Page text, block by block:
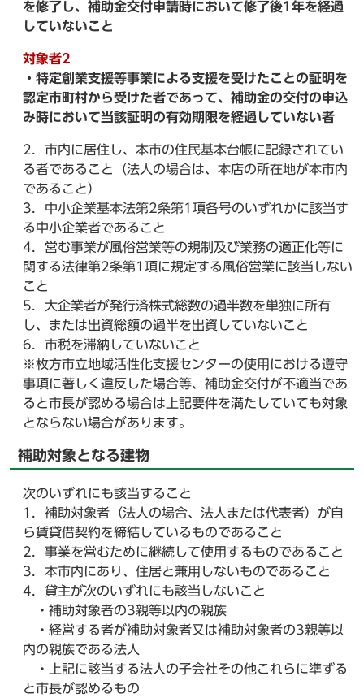
を修了し、補助金交付申請時において修了後1年を経過
していないこと
対象者2
・特定創業支援等事業による支援を受けたことの証明を
認定市町村から受けた者であって、補助金の交付の申込
み時において当該証明の有効期限を経過していない者
2．市内に居住し、本市の住民基本台帳に記録されてい
る者であること（法人の場合は、本店の所在地が本市内
であること）
3．中小企業基本法第2条第1項各号のいずれかに該当す
る中小企業者であること
4．営む事業が風俗営業等の規制及び業務の適正化等に
関する法律第2条第1項に規定する風俗営業に該当しない
こと
5．大企業者が発行済株式総数の過半数を単独に所有
し、または出資総額の過半を出資していないこと
6．市税を滞納していないこと
※枚方市立地域活性化支援センターの使用における遵守
事項に著しく違反した場合等、補助金交付が不適当であ
ると市長が認める場合は上記要件を満たしていても対象
とならない場合があります。
補助対象となる建物
次のいずれにも該当すること
1．補助対象者（法人の場合、法人または代表者）が自
ら賃貸借契約を締結しているものであること
2．事業を営むために継続して使用するものであること
3．本市内にあり、住居と兼用しないものであること
4．貸主が次のいずれにも該当しないこと
・補助対象者の3親等以内の親族
・経営する者が補助対象者又は補助対象者の3親等以
内の親族である法人
・上記に該当する法人の子会社その他これらに準ずる
と市長が認めるもの